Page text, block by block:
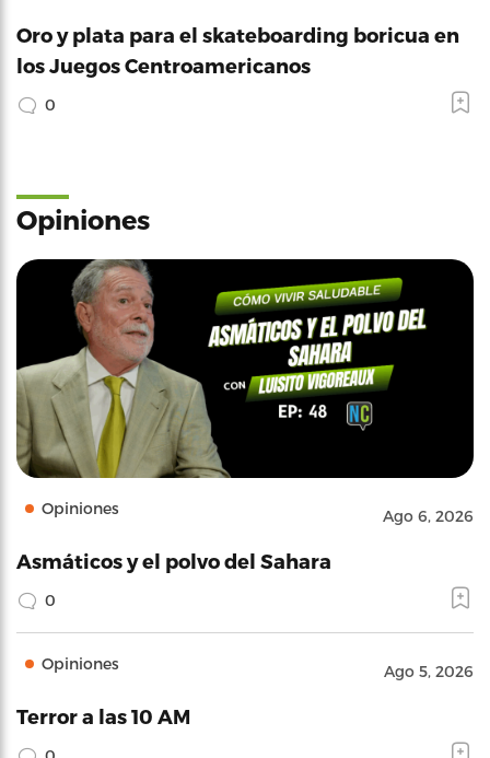
Oro y plata para el skateboarding boricua en
los Juegos Centroamericanos
0
Opiniones
Opiniones Ago 6, 2026
Asmáticos y el polvo del Sahara
0
Opiniones Ago 5, 2026
Terror a las 10 AM